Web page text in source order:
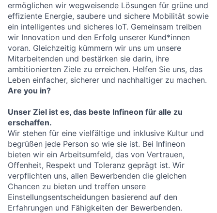
ermöglichen wir wegweisende Lösungen für grüne und
effiziente Energie, saubere und sichere Mobilität sowie
ein intelligentes und sicheres IoT. Gemeinsam treiben
wir Innovation und den Erfolg unserer Kund*innen
voran. Gleichzeitig kümmern wir uns um unsere
Mitarbeitenden und bestärken sie darin, ihre
ambitionierten Ziele zu erreichen. Helfen Sie uns, das
Leben einfacher, sicherer und nachhaltiger zu machen.
Are you in?
Unser Ziel ist es, das beste Infineon für alle zu
erschaffen.
Wir stehen für eine vielfältige und inklusive Kultur und
begrüßen jede Person so wie sie ist. Bei Infineon
bieten wir ein Arbeitsumfeld, das von Vertrauen,
Offenheit, Respekt und Toleranz geprägt ist. Wir
verpflichten uns, allen Bewerbenden die gleichen
Chancen zu bieten und treffen unsere
Einstellungsentscheidungen basierend auf den
Erfahrungen und Fähigkeiten der Bewerbenden.